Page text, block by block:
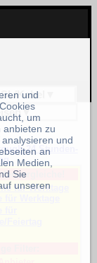
Kabel
▼
24 Stunden-
für Werktage
für Werktage
Filter:
und
um
anbieten zu
und
an
Medien,
Sie
unseren